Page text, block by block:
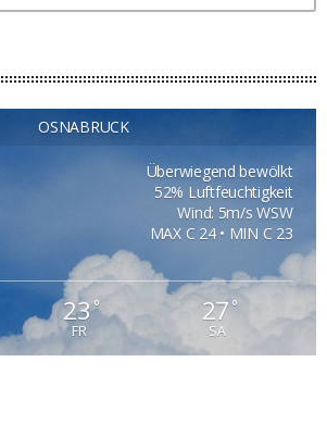
OSNABRÜCK
Überwiegend bewölkt
52% Luftfeuchtigkeit
Wind: 5m/s WSW
MAX C 24 • MIN C 23
23°
FR
27°
SA